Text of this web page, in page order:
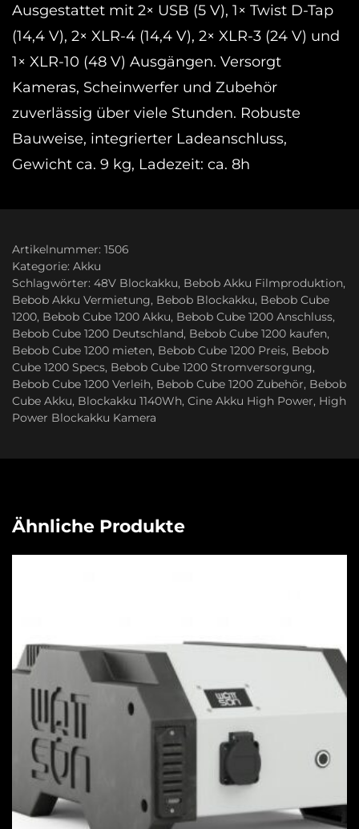
Ausgestattet mit 2× USB (5 V), 1× Twist D-Tap
(14,4 V), 2× XLR-4 (14,4 V), 2× XLR-3 (24 V) und
1× XLR-10 (48 V) Ausgängen. Versorgt
Kameras, Scheinwerfer und Zubehör
zuverlässig über viele Stunden. Robuste
Bauweise, integrierter Ladeanschluss,
Gewicht ca. 9 kg, Ladezeit: ca. 8h
Artikelnummer: 1506
Kategorie: Akku
Schlagwörter: 48V Blockakku, Bebob Akku Filmproduktion,
Bebob Akku Vermietung, Bebob Blockakku, Bebob Cube
1200, Bebob Cube 1200 Akku, Bebob Cube 1200 Anschluss,
Bebob Cube 1200 Deutschland, Bebob Cube 1200 kaufen,
Bebob Cube 1200 mieten, Bebob Cube 1200 Preis, Bebob
Cube 1200 Specs, Bebob Cube 1200 Stromversorgung,
Bebob Cube 1200 Verleih, Bebob Cube 1200 Zubehör, Bebob
Cube Akku, Blockakku 1140Wh, Cine Akku High Power, High
Power Blockakku Kamera
Ähnliche Produkte